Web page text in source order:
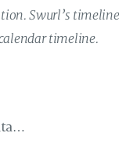
Swurl’s
timeline.